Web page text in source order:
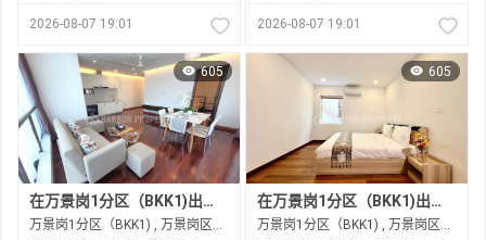
2026-08-07 19:01 2026-08-07 19:01
605
在万景岗1分区（BKK1)出租的现房公寓
万景岗1分区（BKK1) , 万景岗区（BKK) , 金边市
605
在万景岗1分区（BKK1)出租的现房公寓
万景岗1分区（BKK1) , 万景岗区（BKK) , 金边市